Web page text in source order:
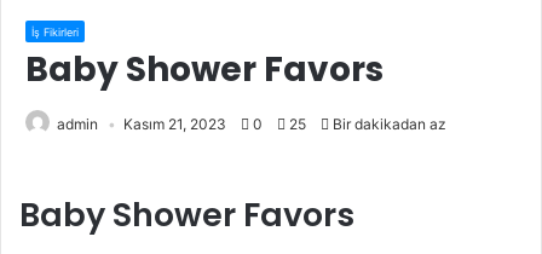
İş Fikirleri
Baby Shower Favors
admin Kasım 21, 2023 0 25 Bir dakikadan az
Baby Shower Favors